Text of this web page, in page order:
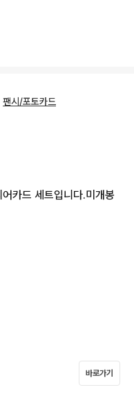
팬시/포토카드
카드 세트입니다.미개봉
바로가기